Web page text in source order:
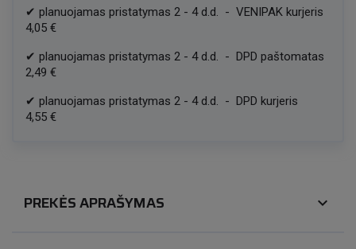
✔ planuojamas pristatymas 2 - 4d.d. - VENIPAK kurjeris
4,05 €
✔ planuojamas pristatymas 2 - 4d.d. - DPD paštomatas
2,49 €
✔ planuojamas pristatymas 2 - 4d.d. - DPD kurjeris
4,55 €
PREKĖS APRAŠYMAS expand_more